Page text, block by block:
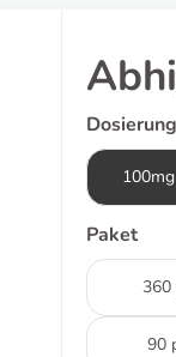
Dosierung
100mg
Paket
90